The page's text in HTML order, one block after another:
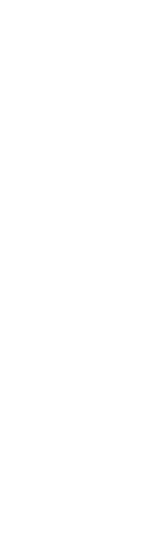
больше
учебных
выделить
позволяет
различных
и тесты,
опций
с
учителей,